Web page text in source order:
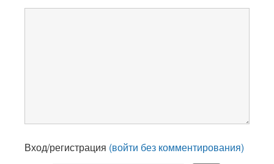
Вход/регистрация (войти без комментирования)